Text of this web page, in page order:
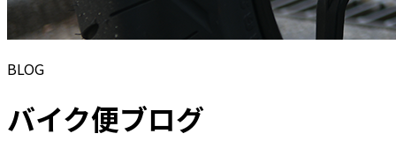
BLOG
バイク便ブログ